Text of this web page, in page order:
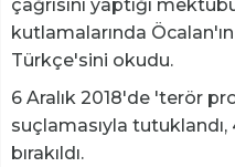
çağrısını yaptığı
kutlamalarında
Türkçe'sini okudu.
6 Aralık 2018'de 'terör
suçlamasıyla
bırakıldı.